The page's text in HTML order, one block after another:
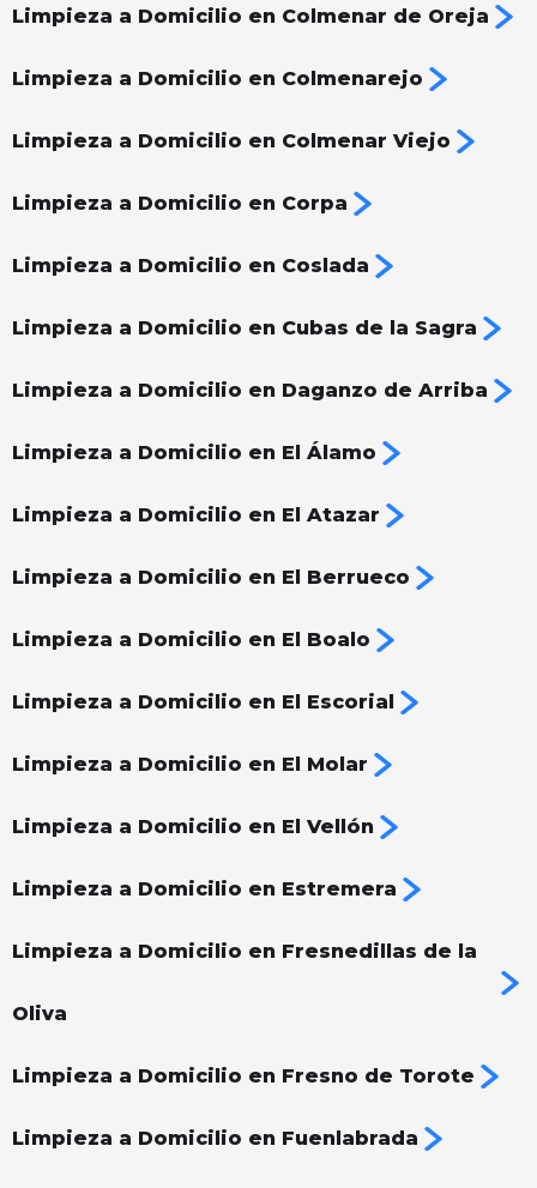
Limpieza a Domicilio en Colmenar de Oreja
Limpieza a Domicilio en Colmenarejo
Limpieza a Domicilio en Colmenar Viejo
Limpieza a Domicilio en Corpa
Limpieza a Domicilio en Coslada
Limpieza a Domicilio en Cubas de la Sagra
Limpieza a Domicilio en Daganzo de Arriba
Limpieza a Domicilio en El Álamo
Limpieza a Domicilio en El Atazar
Limpieza a Domicilio en El Berrueco
Limpieza a Domicilio en El Boalo
Limpieza a Domicilio en El Escorial
Limpieza a Domicilio en El Molar
Limpieza a Domicilio en El Vellón
Limpieza a Domicilio en Estremera
Limpieza a Domicilio en Fresnedillas de la
Oliva
Limpieza a Domicilio en Fresno de Torote
Limpieza a Domicilio en Fuenlabrada